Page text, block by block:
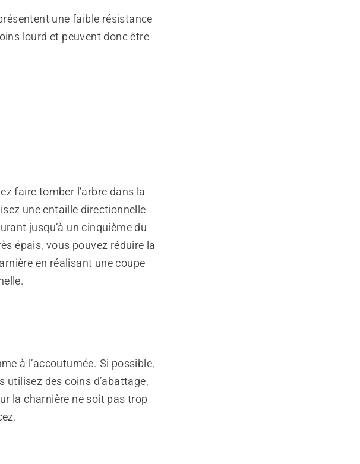
une faible résistance
lourd et peuvent donc être
faire tomber l’arbre dans la
une entaille directionnelle
jusqu’à un cinquième du
épais, vous pouvez réduire la
en réalisant une coupe
à l’accoutumée. Si possible,
utilisez des coins d’abattage,
la charnière ne soit pas trop